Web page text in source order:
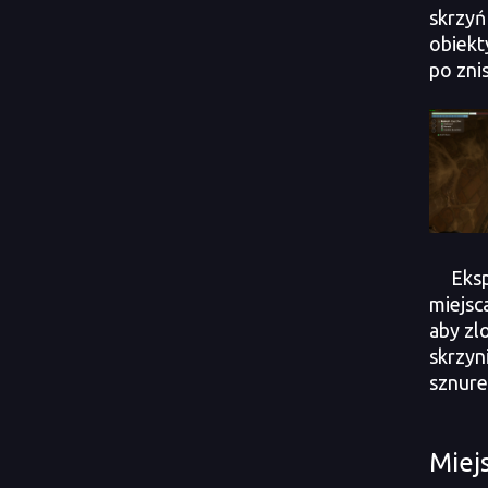
po
aby